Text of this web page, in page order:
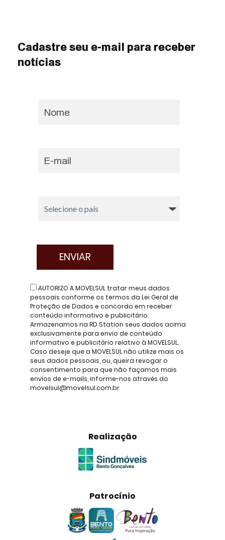
Cadastre seu e-mail para receber
notícias
AUTORIZO A MOVELSUL tratar meus dados
pessoais conforme os termos da Lei Geral de
Proteção de Dados e concordo em receber
conteúdo informativo e publicitário.
Armazenamos na RD Station seus dados acima
exclusivamente para envio de conteúdo
informativo e publicitário relativo à MOVELSUL.
Caso deseje que a MOVELSUL não utilize mais os
seus dados pessoais, ou, queira revogar o
consentimento para que não façamos mais
envios de e-mails, informe-nos através do
movelsul@movelsul.com.br
Realização
Patrocínio